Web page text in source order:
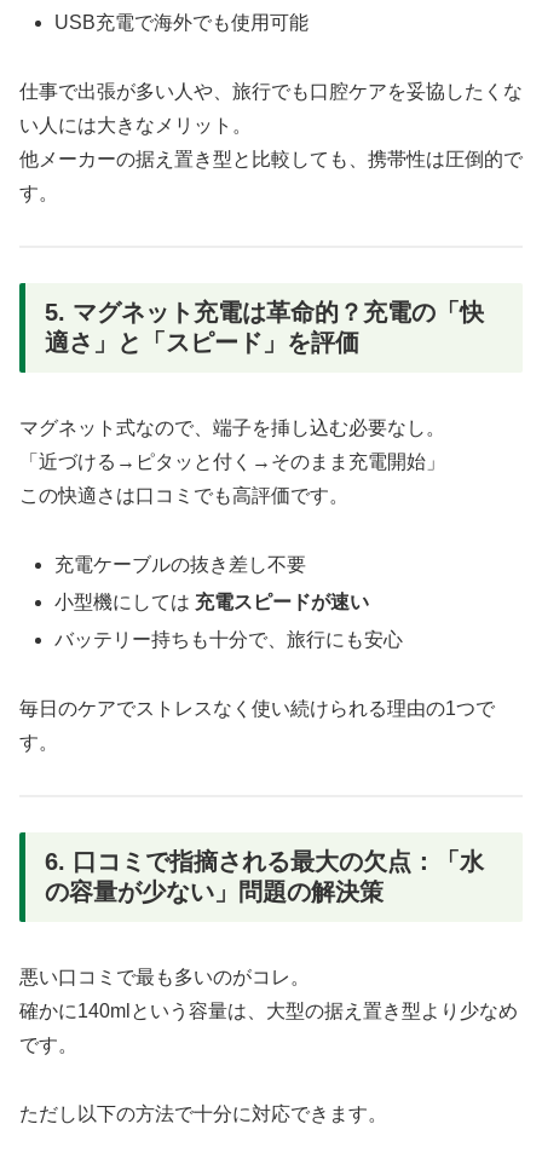
USB充電で海外でも使用可能
仕事で出張が多い人や、旅行でも口腔ケアを妥協したくな
い人には大きなメリット。
他メーカーの据え置き型と比較しても、携帯性は圧倒的で
す。
5. マグネット充電は革命的？充電の「快
適さ」と「スピード」を評価
マグネット式なので、端子を挿し込む必要なし。
「近づける→ピタッと付く→そのまま充電開始」
この快適さは口コミでも高評価です。
充電ケーブルの抜き差し不要
小型機にしては 充電スピードが速い
バッテリー持ちも十分で、旅行にも安心
毎日のケアでストレスなく使い続けられる理由の1つで
す。
6. 口コミで指摘される最大の欠点：「水
の容量が少ない」問題の解決策
悪い口コミで最も多いのがコレ。
確かに140mlという容量は、大型の据え置き型より少なめ
です。
ただし以下の方法で十分に対応できます。